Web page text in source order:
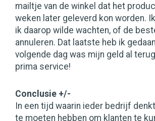
mailtje van de winkel dat het
weken later geleverd kon worden.
ik daarop wilde wachten, of de
annuleren. Dat laatste heb ik
volgende dag was mijn geld al
prima service!
Conclusie +/-
In een tijd waarin ieder bedrijf denkt
te moeten hebben om klanten te